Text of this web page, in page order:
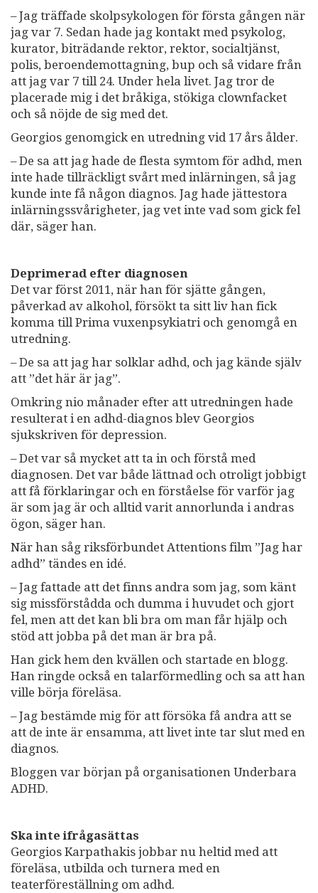
– Jag träffade skolpsykologen för första gången när
jag var 7. Sedan hade jag kontakt med psykolog,
kurator, biträdande rektor, rektor, socialtjänst,
polis, beroendemottagning, bup och så vidare från
att jag var 7 till 24. Under hela livet. Jag tror de
placerade mig i det bråkiga, stökiga clownfacket
och så nöjde de sig med det.
Georgios genomgick en utredning vid 17 års ålder.
– De sa att jag hade de flesta symtom för adhd, men
inte hade tillräckligt svårt med inlärningen, så jag
kunde inte få någon diagnos. Jag hade jättestora
inlärningssvårigheter, jag vet inte vad som gick fel
där, säger han.
Deprimerad efter diagnosen
Det var först 2011, när han för sjätte gången,
påverkad av alkohol, försökt ta sitt liv han fick
komma till Prima vuxenpsykiatri och genomgå en
utredning.
– De sa att jag har solklar adhd, och jag kände själv
att ”det här är jag”.
Omkring nio månader efter att utredningen hade
resulterat i en adhd-diagnos blev Georgios
sjukskriven för depression.
– Det var så mycket att ta in och förstå med
diagnosen. Det var både lättnad och otroligt jobbigt
att få förklaringar och en förståelse för varför jag
är som jag är och alltid varit annorlunda i andras
ögon, säger han.
När han såg riksförbundet Attentions film ”Jag har
adhd” tändes en idé.
– Jag fattade att det finns andra som jag, som känt
sig missförstådda och dumma i huvudet och gjort
fel, men att det kan bli bra om man får hjälp och
stöd att jobba på det man är bra på.
Han gick hem den kvällen och startade en blogg.
Han ringde också en talarförmedling och sa att han
ville börja föreläsa.
– Jag bestämde mig för att försöka få andra att se
att de inte är ensamma, att livet inte tar slut med en
diagnos.
Bloggen var början på organisationen Underbara
ADHD.
Ska inte ifrågasättas
Georgios Karpathakis jobbar nu heltid med att
föreläsa, utbilda och turnera med en
teaterföreställning om adhd.